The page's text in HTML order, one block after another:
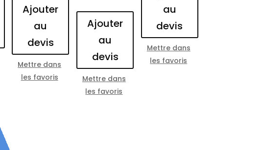
Ajouter
au
devis
Mettre dans
les favoris
Ajouter
au
devis
Mettre dans
les favoris
au
devis
Mettre dans
les favoris